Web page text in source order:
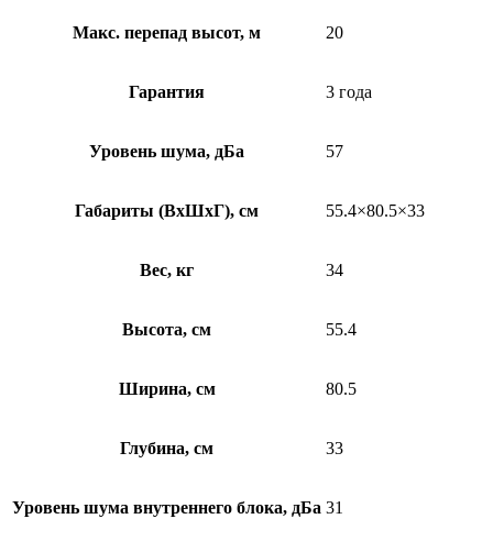
Макс. перепад высот, м 20
Гарантия 3 года
Уровень шума, дБа 57
Габариты (ВхШхГ), см 55.4×80.5×33
Вес, кг 34
Высота, см 55.4
Ширина, см 80.5
Глубина, см 33
Уровень шума внутреннего блока, дБа 31